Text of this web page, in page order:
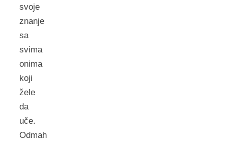
svoje
znanje
sa
svima
onima
koji
žele
da
uče.
Odmah